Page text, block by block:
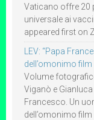
Vaticano offre 20
universale ai
appeared first on
LEV: “Papa
dell’omonimo
Volume
Viganò e
Francesco. Un
dell’omonimo